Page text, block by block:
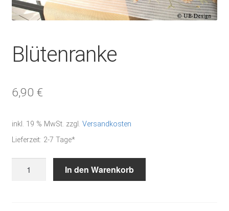
Blütenranke
6,90 €
inkl. 19 % MwSt. zzgl. Versandkosten
Lieferzeit: 2-7 Tage*
In den Warenkorb